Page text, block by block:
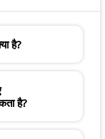
है?
है?